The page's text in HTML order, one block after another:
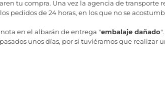
tu compra. Una vez la agencia de transporte
pedidos de 24 horas, en los que no se
en el albarán de entrega "embalaje dañado
unos días, por si tuviéramos que realizar